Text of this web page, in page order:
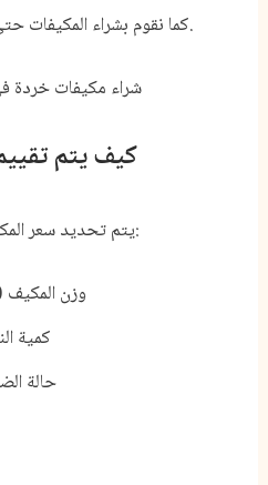
كما نقوم بشراء المكيفات حتى لو كانت مفككة أو غير كاملة.
كيف يتم
يتم تحديد سعر المكيف بناءً على عدة عوامل، منها:
وزن
كمية
حالة